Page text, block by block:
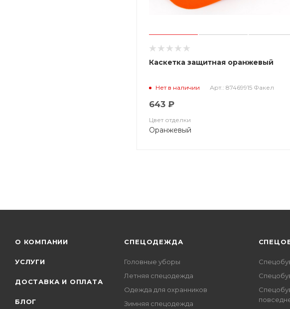
Каскетка защитная оранжевый
Нет в наличии Арт.: 87469915 Факел
643 ₽
Цвет отделки
Оранжевый
О КОМПАНИИ
УСЛУГИ
ДОСТАВКА И ОПЛАТА
БЛОГ
СПЕЦОДЕЖДА
Головные уборы
Летняя спецодежда
Одежда для охранников
Зимняя спецодежда